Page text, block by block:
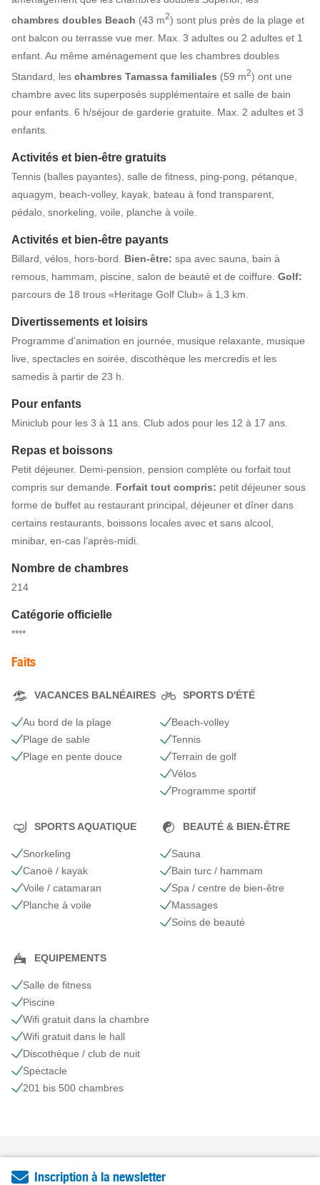
chambres doubles Beach (43 m2) sont plus près de la plage et
ont balcon ou terrasse vue mer. Max. 3 adultes ou 2 adultes et 1
enfant. Au même aménagement que les chambres doubles
Standard, les chambres Tamassa familiales (59 m2) ont une
chambre avec lits superposés supplémentaire et salle de bain
pour enfants. 6 h/séjour de garderie gratuite. Max. 2 adultes et 3
enfants.
Activités et bien-être gratuits
Tennis (balles payantes), salle de fitness, ping-pong, pétanque,
aquagym, beach-volley, kayak, bateau à fond transparent,
pédalo, snorkeling, voile, planche à voile.
Activités et bien-être payants
Billard, vélos, hors-bord. Bien-être: spa avec sauna, bain à
remous, hammam, piscine, salon de beauté et de coiffure. Golf:
parcours de 18 trous «Heritage Golf Club» à 1,3 km.
Divertissements et loisirs
Programme d'animation en journée, musique relaxante, musique
live, spectacles en soirée, discothèque les mercredis et les
samedis à partir de 23 h.
Pour enfants
Miniclub pour les 3 à 11 ans. Club ados pour les 12 à 17 ans.
Repas et boissons
Petit déjeuner. Demi-pension, pension complète ou forfait tout
compris sur demande. Forfait tout compris: petit déjeuner sous
forme de buffet au restaurant principal, déjeuner et dîner dans
certains restaurants, boissons locales avec et sans alcool,
minibar, en-cas l’après-midi.
Nombre de chambres
214
Catégorie officielle
****
Faits
VACANCES BALNÉAIRES
Au bord de la plage
Plage de sable
Plage en pente douce
SPORTS D'ÉTÉ
Beach-volley
Tennis
Terrain de golf
Vélos
Programme sportif
SPORTS AQUATIQUE
Snorkeling
Canoë / kayak
Voile / catamaran
Planche à voile
BEAUTÉ & BIEN-ÊTRE
Sauna
Bain turc / hammam
Spa / centre de bien-être
Massages
Soins de beauté
EQUIPEMENTS
Salle de fitness
Piscine
Wifi gratuit dans la chambre
Wifi gratuit dans le hall
Discothèque / club de nuit
Spectacle
201 bis 500 chambres
Inscription à la newsletter